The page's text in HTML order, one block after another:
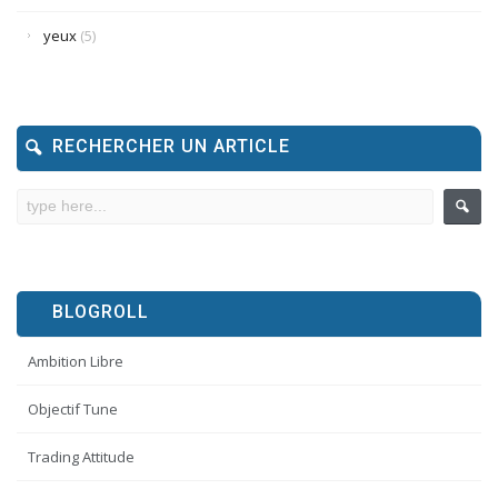
yeux (5)
RECHERCHER UN ARTICLE
BLOGROLL
Ambition Libre
Objectif Tune
Trading Attitude